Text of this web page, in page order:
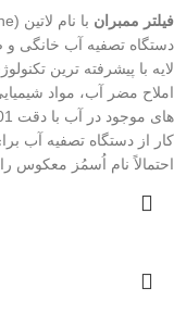
فیلتر ممبران
لایه با پیشرفته ترین
املاح مضر آب، مواد
کار از دستگاه تصفیه آب
احتمالاً نام اُسمُز معکوس را